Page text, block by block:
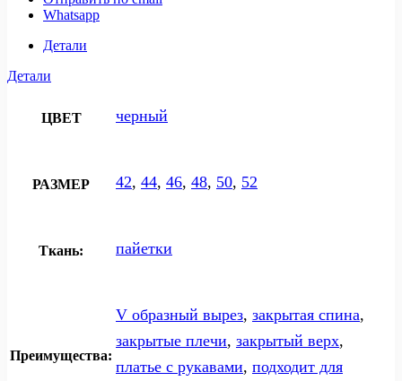
Whatsapp
Детали
Детали
ЦВЕТ черный
РАЗМЕР 42, 44, 46, 48, 50, 52
Ткань: пайетки
Преимущества:
V образный вырез, закрытая спина,
закрытые плечи, закрытый верх,
платье с рукавами, подходит для